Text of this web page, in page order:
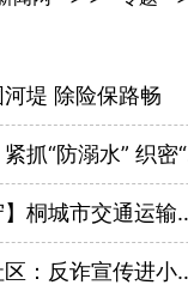
堤 除险保路畅
防溺水” 织密“安全网”
局：精心护路除险 守护夏季路网畅通
传进小区 警社联动护平安